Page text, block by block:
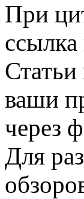
При
ссылка
ваши
через
Для